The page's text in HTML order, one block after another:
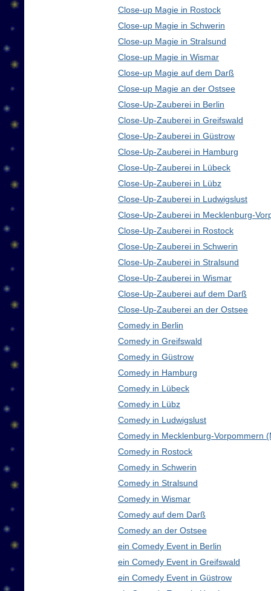
Close-up Magie in Rostock
Close-up Magie in Schwerin
Close-up Magie in Stralsund
Close-up Magie in Wismar
Close-up Magie auf dem Darß
Close-up Magie an der Ostsee
Close-Up-Zauberei in Berlin
Close-Up-Zauberei in Greifswald
Close-Up-Zauberei in Güstrow
Close-Up-Zauberei in Hamburg
Close-Up-Zauberei in Lübeck
Close-Up-Zauberei in Lübz
Close-Up-Zauberei in Ludwigslust
Close-Up-Zauberei in Mecklenburg-
Close-Up-Zauberei in Rostock
Close-Up-Zauberei in Schwerin
Close-Up-Zauberei in Stralsund
Close-Up-Zauberei in Wismar
Close-Up-Zauberei auf dem Darß
Close-Up-Zauberei an der Ostsee
Comedy in Berlin
Comedy in Greifswald
Comedy in Güstrow
Comedy in Hamburg
Comedy in Lübeck
Comedy in Lübz
Comedy in Ludwigslust
Comedy in Mecklenburg-Vorpommern
Comedy in Rostock
Comedy in Schwerin
Comedy in Stralsund
Comedy in Wismar
Comedy auf dem Darß
Comedy an der Ostsee
ein Comedy Event in Berlin
ein Comedy Event in Greifswald
ein Comedy Event in Güstrow